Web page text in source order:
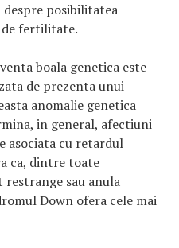
despre posibilitatea
fertilitate.
boala genetica este
de prezenta unui
anomalie genetica
in general, afectiuni
asociata cu retardul
ca, dintre toate
sau anula
Down ofera cele mai